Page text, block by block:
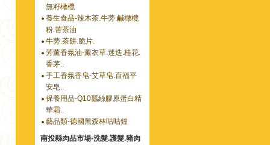
無籽橄欖
養生食品-辣木茶.牛蒡.鹹橄欖
粉.苦茶油
牛蒡.茶餅.脆片.
芳薰香氛油-薰衣草.迷迭.桂花.
香茅..
手工香氛香皂-艾草皂.百福平
安皂..
保養用品-Q10蠶絲膠原蛋白精
華霜..
藝品類-德國黑森林咕咕鐘
南投縣肉品市場-洗髮.護髮.豬肉